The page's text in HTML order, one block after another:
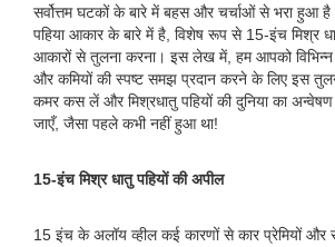
सर्वोत्तम घटकों के बारे में बहस और चर्चाओं से भरा हुआ
पहिया आकार के बारे में है, विशेष रूप से 15-इंच मिश्र
आकारों से तुलना करना। इस लेख में, हम आपको विभिन्न
और कमियों की स्पष्ट समझ प्रदान करने के लिए इस
कमर कस लें और मिश्रधातु पहियों की दुनिया का
जाएँ, जैसा पहले कभी नहीं हुआ था!
15-इंच मिश्र धातु पहियों की अपील
15 इंच के अलॉय व्हील कई कारणों से कार प्रेमियों और